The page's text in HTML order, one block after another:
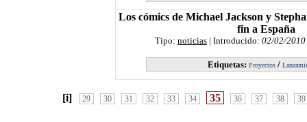
Los cómics de Michael Jackson y
fin a España
Tipo: noticias | Introducido: 02/02/2010
Etiquetas: Proyectos/
[i] 29 30 31 32 33 34 35 36 37 38 39